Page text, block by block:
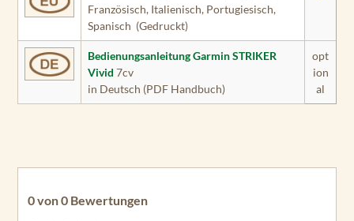
Französisch, Italienisch, Portugiesisch,
Spanisch (Gedruckt)
Bedienungsanleitung Garmin STRIKER
Vivid 7cv
in Deutsch (PDF Handbuch)
opt
ion
al
0 von 0 Bewertungen